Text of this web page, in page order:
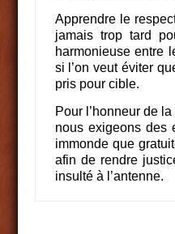
Apprendre le
jamais trop tard
harmonieuse entre
si l’on veut éviter
pris pour cible.
Pour l’honneur de
nous exigeons des
immonde que
afin de rendre
insulté à l’antenne.